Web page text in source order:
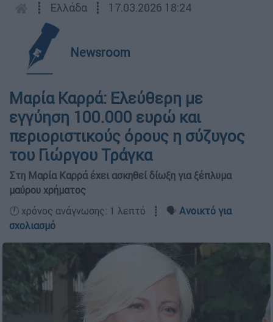
┋ Ελλάδα ┋ 17.03.2026 18:24
Newsroom
Μαρία Καρρά: Ελεύθερη με
εγγύηση 100.000 ευρώ και
περιοριστικούς όρους η σύζυγος
του Γιώργου Τράγκα
Στη Μαρία Καρρά έχει ασκηθεί δίωξη για ξέπλυμα
μαύρου χρήματος
🕛 χρόνος ανάγνωσης: 1 λεπτό ┋ 🗣️ Ανοικτό για
σχολιασμό